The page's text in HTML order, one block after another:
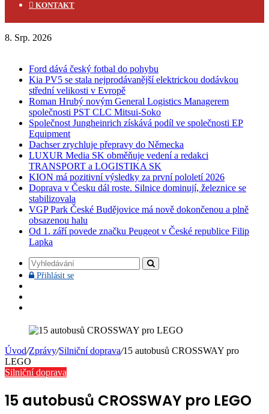
KONTAKT
8. Srp. 2026
Ford dává český fotbal do pohybu
Kia PV5 se stala nejprodávanější elektrickou dodávkou
střední velikosti v Evropě
Roman Hrubý novým General Logistics Managerem
společnosti PST CLC Mitsui-Soko
Společnost Jungheinrich získává podíl ve společnosti EP
Equipment
Dachser zrychluje přepravy do Německa
LUXUR Media SK obměňuje vedení a redakci
TRANSPORT a LOGISTIKA SK
KION má pozitivní výsledky za první pololetí 2026
Doprava v Česku dál roste. Silnice dominují, železnice se
stabilizovala
VGP Park České Budějovice má nově dokončenou a plně
obsazenou halu
Od 1. září povede značku Peugeot v České republice Filip
Lapka
Vyhledávání
Přihlásit sePřihlásit
Úvod/Zprávy/Silniční doprava/15 autobusů CROSSWAY pro
LEGO
Silniční doprava
15 autobusů CROSSWAY pro LEGO